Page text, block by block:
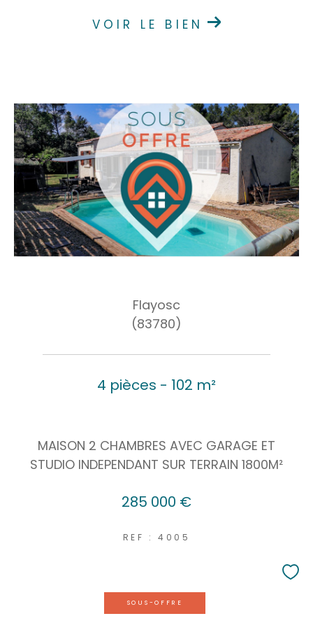
VOIR LE BIEN
Flayosc
(83780)
4 pièces - 102 m²
MAISON 2 CHAMBRES AVEC GARAGE ET
STUDIO INDEPENDANT SUR TERRAIN 1800M²
285 000 €
REF : 4005
SOUS-OFFRE